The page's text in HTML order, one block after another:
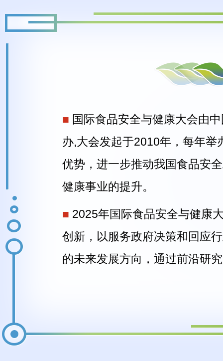
■ 国际食品安全与健康大会由
办,大会发起于2010年，每年
优势，进一步推动我国食品安
健康事业的提升。
■ 2025年国际食品安全与健康
创新，以服务政府决策和回应
的未来发展方向，通过前沿研